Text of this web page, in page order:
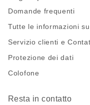
Domande frequenti
Tutte le informazioni
Servizio clienti e
Protezione dei dati
Colofone
Resta in contatto